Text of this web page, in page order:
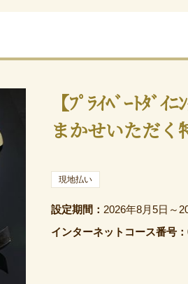
【ﾌﾟﾗｲﾍﾞｰﾄﾀﾞ
まかせいただく
現地払い
設定期間： 2026年8月5日～
インターネットコース番号：